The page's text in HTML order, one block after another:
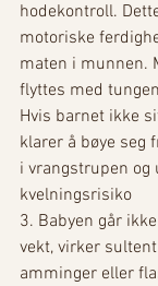
hodekontroll.
motoriske
maten i munnen.
flyttes med
Hvis barnet ikke
klarer å bøye seg
i vrangstrupen og
kvelningsrisiko
3. Babyen går
vekt, virker
amminger eller